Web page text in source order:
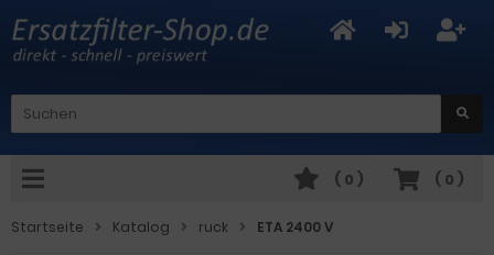
( 0 )
( 0 )
Startseite Katalog ruck ETA 2400 V